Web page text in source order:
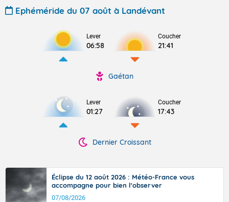
Ephéméride du 07 août à Landévant
Lever
06:58
Coucher
21:41
Gaétan
Lever
01:27
Coucher
17:43
Dernier Croissant
Éclipse du 12 août 2026 : Météo-France vous
accompagne pour bien l'observer
07/08/2026